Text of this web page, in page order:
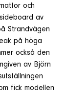
och
av
Strandvägen
på höga
också den
av Björn
fick modellen